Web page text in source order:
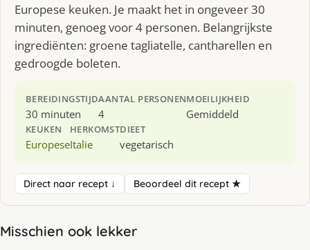
Europese keuken. Je maakt het in ongeveer 30
minuten, genoeg voor 4 personen. Belangrijkste
ingrediënten: groene tagliatelle, cantharellen en
gedroogde boleten.
BEREIDINGSTIJD
30 minuten
AANTAL PERSONEN
4
MOEILIJKHEID
Gemiddeld
KEUKEN
Europese
HERKOMST
Italie
DIEET
vegetarisch
Direct naar recept ↓ Beoordeel dit recept ★
Misschien ook lekker